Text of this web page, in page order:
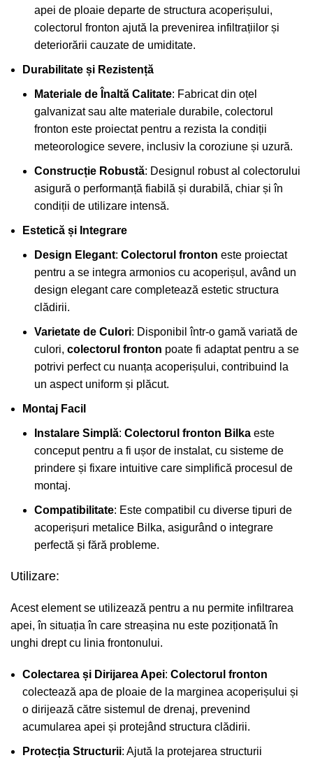
apei de ploaie departe de structura acoperișului,
colectorul fronton ajută la prevenirea infiltrațiilor și
deteriorării cauzate de umiditate.
Durabilitate și Rezistență
Materiale de Înaltă Calitate: Fabricat din oțel
galvanizat sau alte materiale durabile, colectorul
fronton este proiectat pentru a rezista la condiții
meteorologice severe, inclusiv la coroziune și uzură.
Construcție Robustă: Designul robust al colectorului
asigură o performanță fiabilă și durabilă, chiar și în
condiții de utilizare intensă.
Estetică și Integrare
Design Elegant: Colectorul fronton este proiectat
pentru a se integra armonios cu acoperișul, având un
design elegant care completează estetic structura
clădirii.
Varietate de Culori: Disponibil într-o gamă variată de
culori, colectorul fronton poate fi adaptat pentru a se
potrivi perfect cu nuanța acoperișului, contribuind la
un aspect uniform și plăcut.
Montaj Facil
Instalare Simplă: Colectorul fronton Bilka este
conceput pentru a fi ușor de instalat, cu sisteme de
prindere și fixare intuitive care simplifică procesul de
montaj.
Compatibilitate: Este compatibil cu diverse tipuri de
acoperișuri metalice Bilka, asigurând o integrare
perfectă și fără probleme.
Utilizare:
Acest element se utilizează pentru a nu permite infiltrarea
apei, în situația în care streașina nu este poziționată în
unghi drept cu linia frontonului.
Colectarea și Dirijarea Apei: Colectorul fronton
colectează apa de ploaie de la marginea acoperișului și
o dirijează către sistemul de drenaj, prevenind
acumularea apei și protejând structura clădirii.
Protecția Structurii: Ajută la protejarea structurii